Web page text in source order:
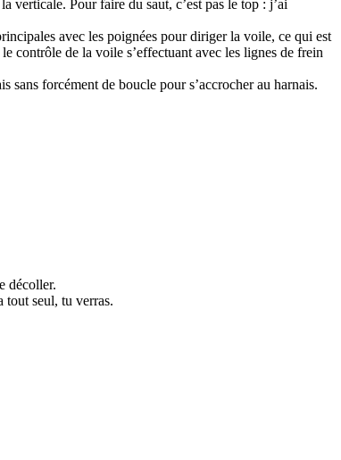
verticale. Pour faire du saut, c’est pas le top : j’ai
avec les poignées pour diriger la voile, ce qui est
contrôle de la voile s’effectuant avec les lignes de frein
sans forcément de boucle pour s’accrocher au harnais.
décoller.
tout seul, tu verras.